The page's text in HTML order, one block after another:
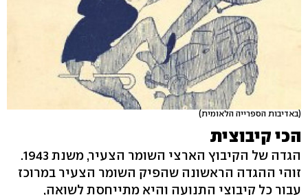
(באדיבות הספרייה הלאומית)
הכי קיבוצית
הגדה של הקיבוץ הארצי השומר הצעיר, משנת 1943.
זוהי ההגדה הראשונה שהפיק השומר הצעיר במרוכז
עבור כל קיבוצי התנועה והיא מתייחסת לשואה,